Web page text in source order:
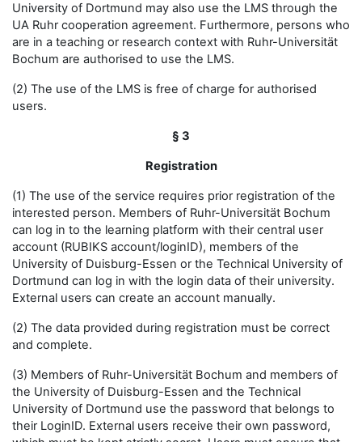
University of Dortmund may also use the LMS through the
UA Ruhr cooperation agreement. Furthermore, persons who
are in a teaching or research context with Ruhr-Universität
Bochum are authorised to use the LMS.
(2) The use of the LMS is free of charge for authorised
users.
§ 3
Registration
(1) The use of the service requires prior registration of the
interested person. Members of Ruhr-Universität Bochum
can log in to the learning platform with their central user
account (RUBIKS account/loginID), members of the
University of Duisburg-Essen or the Technical University of
Dortmund can log in with the login data of their university.
External users can create an account manually.
(2) The data provided during registration must be correct
and complete.
(3) Members of Ruhr-Universität Bochum and members of
the University of Duisburg-Essen and the Technical
University of Dortmund use the password that belongs to
their LoginID. External users receive their own password,